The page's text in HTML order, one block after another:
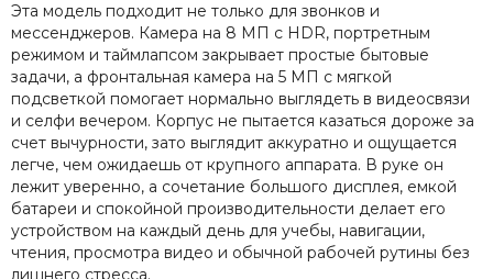
Эта модель подходит не только для звонков и
мессенджеров. Камера на 8 МП с HDR, портретным
режимом и таймлапсом закрывает простые бытовые
задачи, а фронтальная камера на 5 МП с мягкой
подсветкой помогает нормально выглядеть в видеосвязи
и селфи вечером. Корпус не пытается казаться дороже за
счет вычурности, зато выглядит аккуратно и ощущается
легче, чем ожидаешь от крупного аппарата. В руке он
лежит уверенно, а сочетание большого дисплея, емкой
батареи и спокойной производительности делает его
устройством на каждый день для учебы, навигации,
чтения, просмотра видео и обычной рабочей рутины без
лишнего стресса.